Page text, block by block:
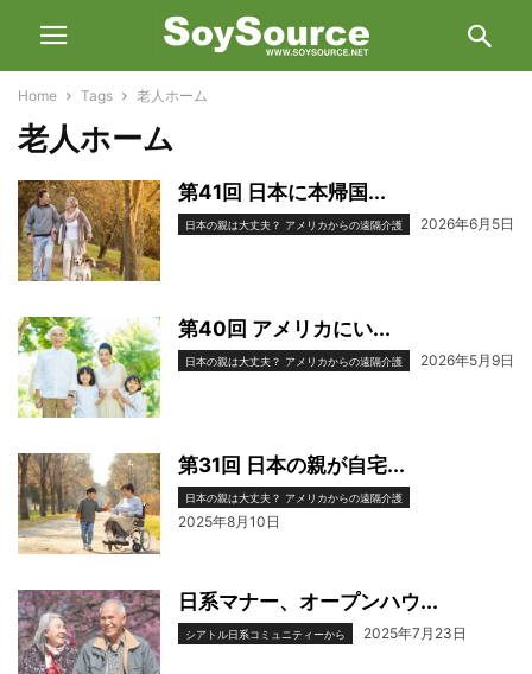
Home Tags 老人ホーム
老人ホーム
第41回 日本に本帰国...
日本の親は大丈夫？ アメリカからの遠隔介護 2026年6月5日
第40回 アメリカにい...
日本の親は大丈夫？ アメリカからの遠隔介護 2026年5月9日
第31回 日本の親が自宅...
日本の親は大丈夫？ アメリカからの遠隔介護
2025年8月10日
日系マナー、オープンハウ...
シアトル日系コミュニティーから 2025年7月23日